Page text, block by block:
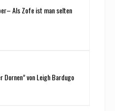
Als Zofe ist man selten
Dornen” von Leigh Bardugo